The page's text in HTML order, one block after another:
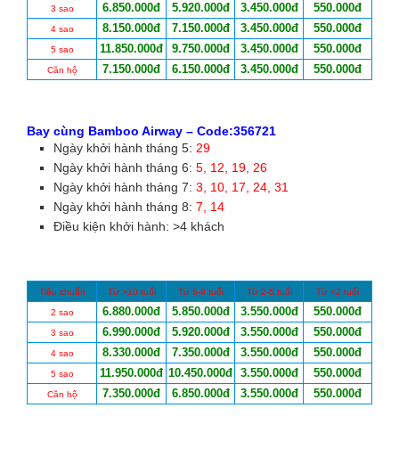
3 sao 6.850.000đ 5.920.000đ 3.450.000đ 550.000đ
4 sao 8.150.000đ 7.150.000đ 3.450.000đ 550.000đ
5 sao 11.850.000đ 9.750.000đ 3.450.000đ 550.000đ
Căn hộ 7.150.000đ 6.150.000đ 3.450.000đ 550.000đ
Bay cùng Bamboo Airway – Code:356721
Ngày khởi hành tháng 5: 29
Ngày khởi hành tháng 6: 5, 12, 19, 26
Ngày khởi hành tháng 7: 3, 10, 17, 24, 31
Ngày khởi hành tháng 8: 7, 14
Điều kiện khởi hành: >4 khách
Tiêu chuẩn Từ >10 tuổi Từ 6-9 tuổi Từ 2-5 tuổi Từ <2 tuổi
2 sao 6.880.000đ 5.850.000đ 3.550.000đ 550.000đ
3 sao 6.990.000đ 5.920.000đ 3.550.000đ 550.000đ
4 sao 8.330.000đ 7.350.000đ 3.550.000đ 550.000đ
5 sao 11.950.000đ 10.450.000đ 3.550.000đ 550.000đ
Căn hộ 7.350.000đ 6.850.000đ 3.550.000đ 550.000đ